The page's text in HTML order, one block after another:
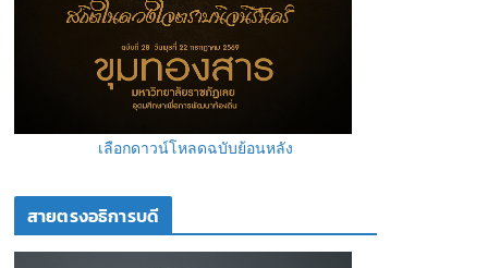
เลือกดาวน์โหลดฉบับย้อนหลัง
สายตรงอธิการบดี